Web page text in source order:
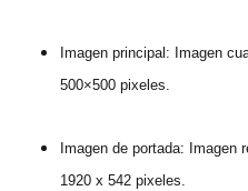
Imagen principal: Imagen
500×500 pixeles.
Imagen de portada: Imagen
1920 x 542 pixeles.